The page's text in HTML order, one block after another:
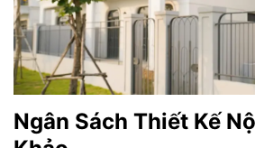
Ngân Sách Thiết Kế